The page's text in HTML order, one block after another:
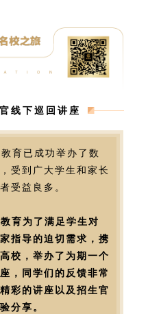
线下巡回讲座
育已成功举办了数
受到广大学生和家长
受益良多。
育为了满足学生对
指导的迫切需求，携
校，举办了为期一个
，同学们的反馈非常
彩的讲座以及招生官
分享。